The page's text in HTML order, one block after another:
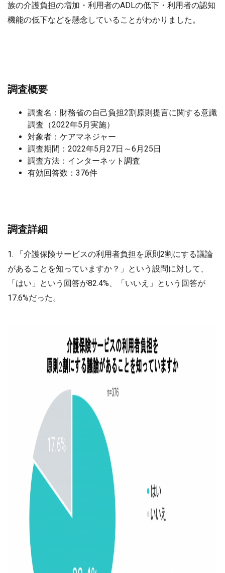
族の介護負担の増加・利用者のADLの低下・利用者の認知
機能の低下などを懸念していることがわかりました。
調査概要
調査名：財務省の自己負担2割原則提言に関する意識
調査（2022年5月実施）
対象者：ケアマネジャー
調査期間：2022年5月27日～6月25日
調査方法：インターネット調査
有効回答数：376件
調査詳細
1. 「介護保険サービスの利用者負担を原則2割にする議論
があることを知っていますか？」という設問に対して、
「はい」という回答が82.4%、「いいえ」という回答が
17.6%だった。